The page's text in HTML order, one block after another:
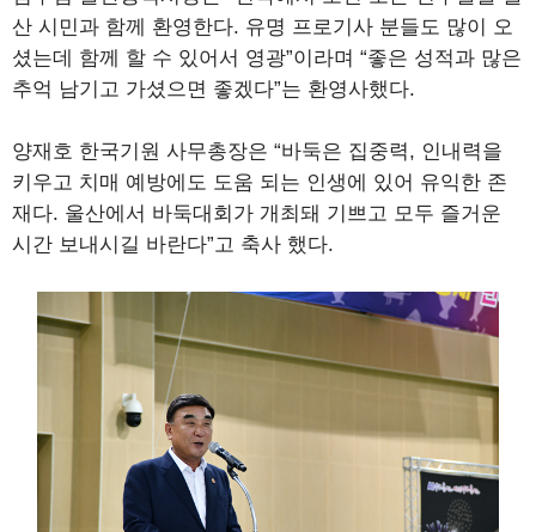
산 시민과 함께 환영한다. 유명 프로기사 분들도 많이 오
셨는데 함께 할 수 있어서 영광”이라며 “좋은 성적과 많은
추억 남기고 가셨으면 좋겠다”는 환영사했다.
양재호 한국기원 사무총장은 “바둑은 집중력, 인내력을
키우고 치매 예방에도 도움 되는 인생에 있어 유익한 존
재다. 울산에서 바둑대회가 개최돼 기쁘고 모두 즐거운
시간 보내시길 바란다”고 축사 했다.